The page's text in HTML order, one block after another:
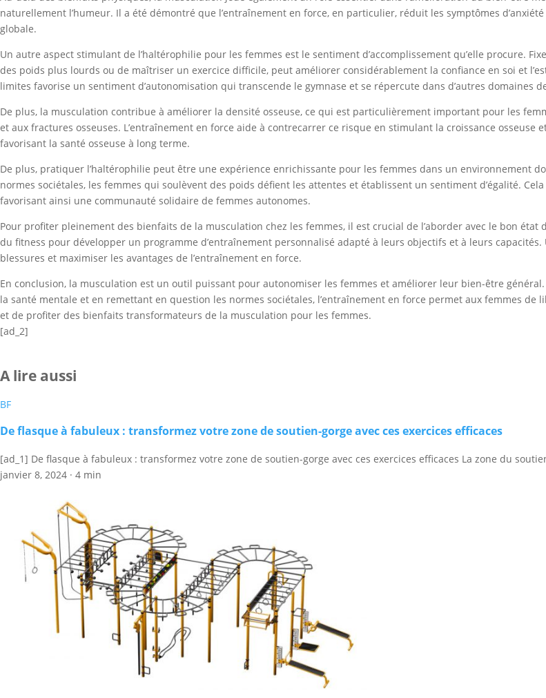
naturellement l’humeur. Il a été démontré que l’entraînement en force, en particulier, réduit les symptômes
globale.
Un autre aspect stimulant de l’haltérophilie pour les femmes est le sentiment d’accomplissement qu’elle procure.
des poids plus lourds ou de maîtriser un exercice difficile, peut améliorer considérablement la confiance en soi et
limites favorise un sentiment d’autonomisation qui transcende le gymnase et se répercute dans d’autres domaines
De plus, la musculation contribue à améliorer la densité osseuse, ce qui est particulièrement important pour les
et aux fractures osseuses. L’entraînement en force aide à contrecarrer ce risque en stimulant la croissance
favorisant la santé osseuse à long terme.
De plus, pratiquer l’haltérophilie peut être une expérience enrichissante pour les femmes dans un environnement
normes sociétales, les femmes qui soulèvent des poids défient les attentes et établissent un sentiment d’égalité.
favorisant ainsi une communauté solidaire de femmes autonomes.
Pour profiter pleinement des bienfaits de la musculation chez les femmes, il est crucial de l’aborder avec le bon
du fitness pour développer un programme d’entraînement personnalisé adapté à leurs objectifs et à leurs
blessures et maximiser les avantages de l’entraînement en force.
En conclusion, la musculation est un outil puissant pour autonomiser les femmes et améliorer leur bien-être
la santé mentale et en remettant en question les normes sociétales, l’entraînement en force permet aux femmes
et de profiter des bienfaits transformateurs de la musculation pour les femmes.
[ad_2]
A lire aussi
BF
De flasque à fabuleux : transformez votre zone de soutien-gorge avec ces exercices efficaces
[ad_1] De flasque à fabuleux : transformez votre zone de soutien-gorge avec ces exercices efficaces La zone du
janvier 8, 2024 · 4 min